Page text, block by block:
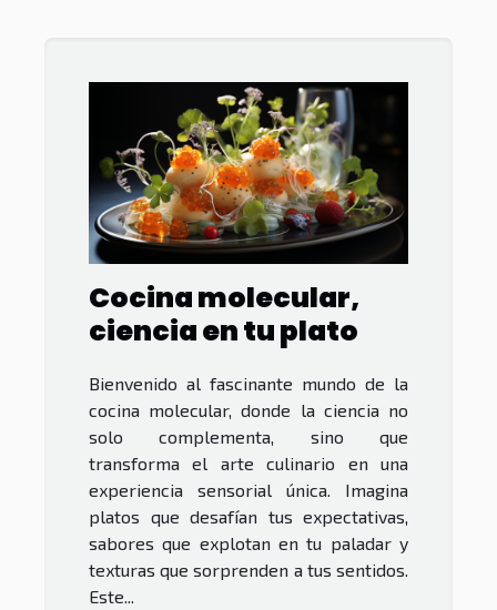
Cocina molecular,
ciencia en tu plato
Bienvenido al fascinante mundo de la
cocina molecular, donde la ciencia no
solo complementa, sino que
transforma el arte culinario en una
experiencia sensorial única. Imagina
platos que desafían tus expectativas,
sabores que explotan en tu paladar y
texturas que sorprenden a tus sentidos.
Este...